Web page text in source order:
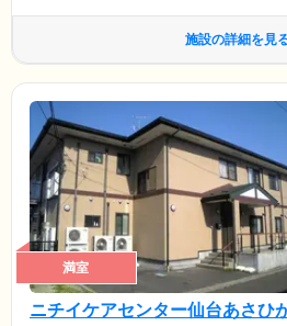
施設の詳細を見
満室
ニチイケアセンター仙台あさひ